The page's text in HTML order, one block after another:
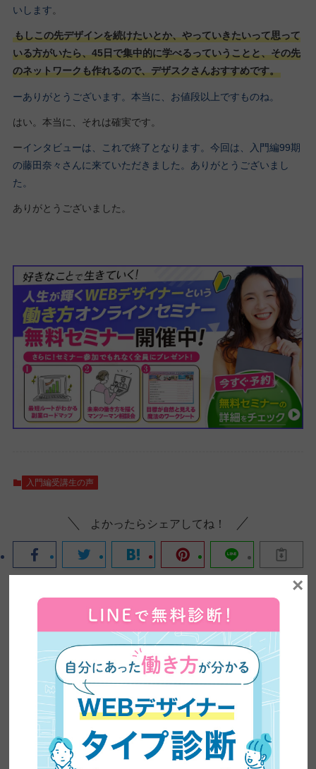
いします。
もしこの先デザインを続けたいとか、やっていきたいって思って
いる方がいたら、45日で集中的に学べるっていうことと、その先
のネットワークも作れるので、デザスクさんおすすめです。
ーありがとうございます。本当に、お値段以上ですものね。
はい。本当に、それは確実です。
ーインタビューは、これで終了となります。今回は、入門編99期
の藤田奈々さんに来ていただきました。ありがとうございまし
た。
ありがとうございました。
入門編受講生の声
よかったらシェアしてね！
この記事を書いた人
ZEROICHI TIMES by 日本デザイン 編集部
×